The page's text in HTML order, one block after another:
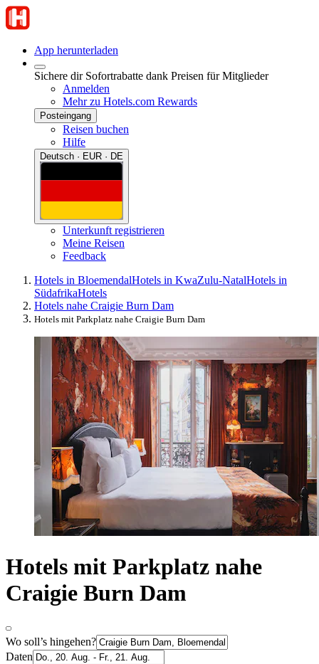
App herunterladen
Sichere dir Sofortrabatte dank Preisen für Mitglieder
Anmelden
Mehr zu Hotels.com Rewards
Posteingang
Reisen buchen
Hilfe
Deutsch · EUR · DE
Unterkunft registrieren
Meine Reisen
Feedback
Hotels in BloemendalHotels in KwaZulu-NatalHotels in
SüdafrikaHotels
Hotels nahe Craigie Burn Dam
Hotels mit Parkplatz nahe Craigie Burn Dam
Hotels mit Parkplatz nahe
Craigie Burn Dam
Wo soll’s hingehen?
Daten